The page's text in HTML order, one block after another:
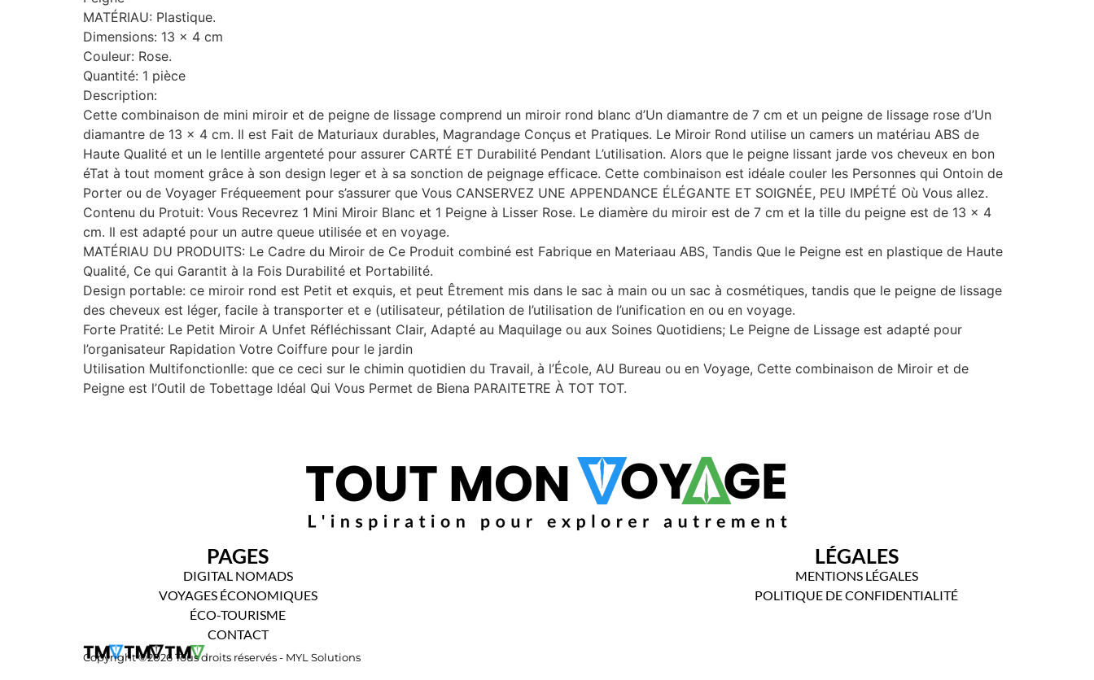
MATÉRIAU: Plastique.
Dimensions: 13 x 4 cm
Couleur: Rose.
Quantité: 1 pièce
Description:
Cette combinaison de mini miroir et de peigne de lissage comprend un miroir rond blanc d’Un diamantre de 7 cm et un peigne de lissage rose d’Un
diamantre de 13 x 4 cm. Il est Fait de Maturiaux durables, Magrandage Conçus et Pratiques. Le Miroir Rond utilise un camers un matériau ABS de
Haute Qualité et un le lentille argenteté pour assurer CARTÉ ET Durabilité Pendant L’utilisation. Alors que le peigne lissant jarde vos cheveux en bon
éTat à tout moment grâce à son design leger et à sa sonction de peignage efficace. Cette combinaison est idéale couler les Personnes qui Ontoin de
Porter ou de Voyager Fréqueement pour s’assurer que Vous CANSERVEZ UNE APPENDANCE ÉLÉGANTE ET SOIGNÉE, PEU IMPÉTÉ Où Vous allez.
Contenu du Protuit: Vous Recevrez 1 Mini Miroir Blanc et 1 Peigne à Lisser Rose. Le diamère du miroir est de 7 cm et la tille du peigne est de 13 x 4
cm. Il est adapté pour un autre queue utilisée et en voyage.
MATÉRIAU DU PRODUITS: Le Cadre du Miroir de Ce Produit combiné est Fabrique en Materiaau ABS, Tandis Que le Peigne est en plastique de Haute
Qualité, Ce qui Garantit à la Fois Durabilité et Portabilité.
Design portable: ce miroir rond est Petit et exquis, et peut Êtrement mis dans le sac à main ou un sac à cosmétiques, tandis que le peigne de lissage
des cheveux est léger, facile à transporter et e (utilisateur, pétilation de l’utilisation de l’unification en ou en voyage.
Forte Pratité: Le Petit Miroir A Unfet Réfléchissant Clair, Adapté au Maquilage ou aux Soines Quotidiens; Le Peigne de Lissage est adapté pour
l’organisateur Rapidation Votre Coiffure pour le jardin
Utilisation Multifonctionlle: que ce ceci sur le chimin quotidien du Travail, à l’École, AU Bureau ou en Voyage, Cette combinaison de Miroir et de
Peigne est l’Outil de Tobettage Idéal Qui Vous Permet de Biena PARAITETRE À TOT TOT.
PAGES
DIGITAL NOMADS
VOYAGES ÉCONOMIQUES
ÉCO-TOURISME
CONTACT
LÉGALES
MENTIONS LÉGALES
POLITIQUE DE CONFIDENTIALITÉ
Copyright ©2026 Tous droits réservés - MYL Solutions